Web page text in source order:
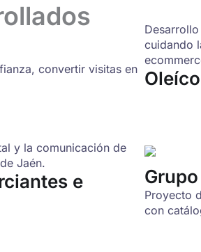
convertir visitas en
y la comunicación de
Jaén.
e
cuidando
Proyecto
con